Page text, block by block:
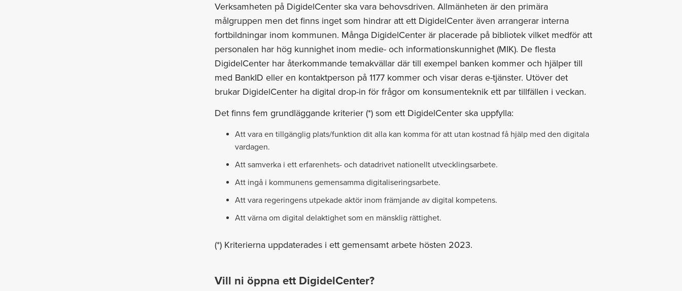
Verksamheten på DigidelCenter ska vara behovsdriven. Allmänheten är den primära
målgruppen men det finns inget som hindrar att ett DigidelCenter även arrangerar interna
fortbildningar inom kommunen. Många DigidelCenter är placerade på bibliotek vilket medför att
personalen har hög kunnighet inom medie- och informationskunnighet (MIK). De flesta
DigidelCenter har återkommande temakvällar där till exempel banken kommer och hjälper till
med BankID eller en kontaktperson på 1177 kommer och visar deras e-tjänster. Utöver det
brukar DigidelCenter ha digital drop-in för frågor om konsumenteknik ett par tillfällen i veckan.
Det finns fem grundläggande kriterier (*) som ett DigidelCenter ska uppfylla:
Att vara en tillgänglig plats/funktion dit alla kan komma för att utan kostnad få hjälp med den digitala
vardagen.
Att samverka i ett erfarenhets- och datadrivet nationellt utvecklingsarbete.
Att ingå i kommunens gemensamma digitaliseringsarbete.
Att vara regeringens utpekade aktör inom främjande av digital kompetens.
Att värna om digital delaktighet som en mänsklig rättighet.
(*) Kriterierna uppdaterades i ett gemensamt arbete hösten 2023.
Vill ni öppna ett DigidelCenter?